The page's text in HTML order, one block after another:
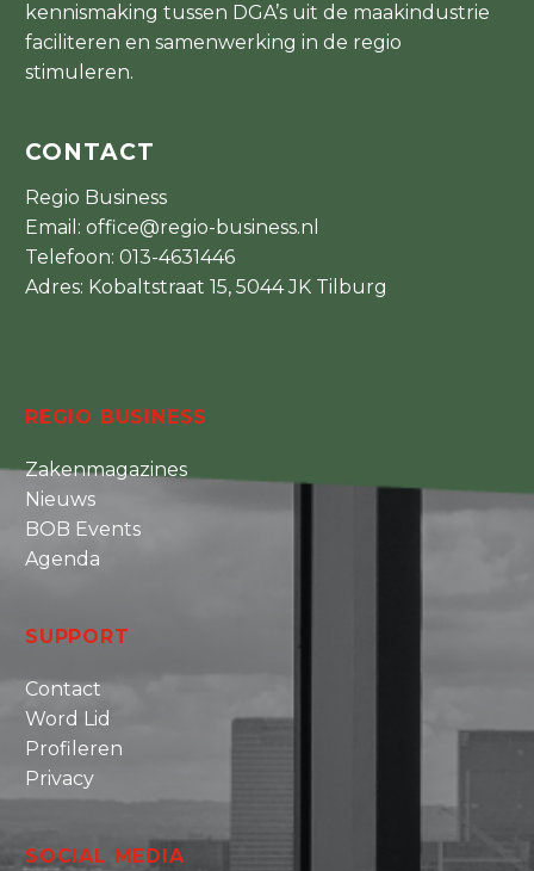
kennismaking tussen DGA’s uit de maakindustrie
faciliteren en samenwerking in de regio
stimuleren.
CONTACT
Regio Business
Email: office@regio-business.nl
Telefoon: 013-4631446
Adres: Kobaltstraat 15, 5044 JK Tilburg
REGIO BUSINESS
Zakenmagazines
Nieuws
BOB Events
Agenda
SUPPORT
Contact
Word Lid
Profileren
Privacy
SOCIAL MEDIA